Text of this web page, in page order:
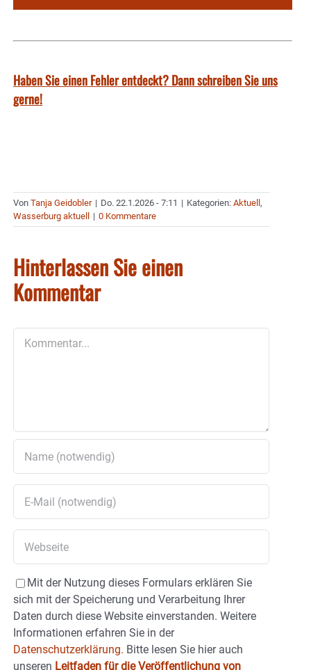
Haben Sie einen Fehler entdeckt? Dann schreiben Sie uns
gerne!
Von Tanja Geidobler | Do. 22.1.2026 - 7:11 | Kategorien: Aktuell ,
Wasserburg aktuell
| 0 Kommentare
Hinterlassen Sie einen
Kommentar
Mit der Nutzung dieses Formulars erklären Sie
sich mit der Speicherung und Verarbeitung Ihrer
Daten durch diese Website einverstanden. Weitere
Informationen erfahren Sie in der
Datenschutzerklärung. Bitte lesen Sie hier auch
unseren Leitfaden für die Veröffentlichung von